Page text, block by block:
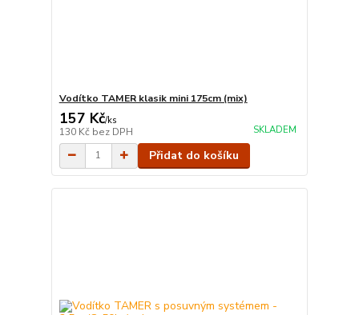
Vodítko TAMER klasik mini 175cm (mix)
157 Kč/ks
130 Kč bez DPH SKLADEM
Přidat do košíku